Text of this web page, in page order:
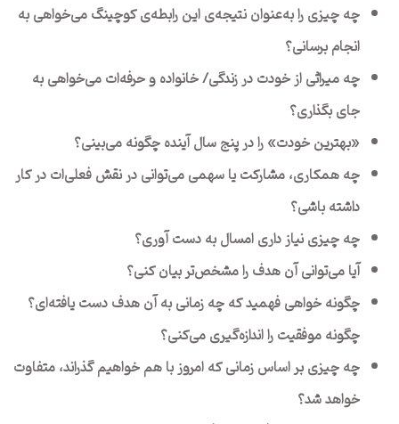
چه چیزی را به‌عنوان نتیجه‌ی این رابطه‌ی کوچینگ می‌خواهی به
انجام برسانی؟
چه میراثی از خودت در زندگی/ خانواده و حرفه‌ات می‌خواهی به
جای بگذاری؟
«بهترین خودت» را در پنج سال آینده چگونه می‌بینی؟
چه همکاری، مشارکت یا سهمی می‌توانی در نقش فعلی‌ات در کار
داشته باشی؟
چه چیزی نیاز داری امسال به دست آوری؟
آیا می‌توانی آن هدف را مشخص‌تر بیان کنی؟
چگونه خواهی فهمید که چه زمانی به آن هدف دست یافته‌ای؟
چگونه موفقیت را اندازه‌گیری می‌کنی؟
چه چیزی بر اساس زمانی که امروز با هم خواهیم گذراند، متفاوت
خواهد شد؟